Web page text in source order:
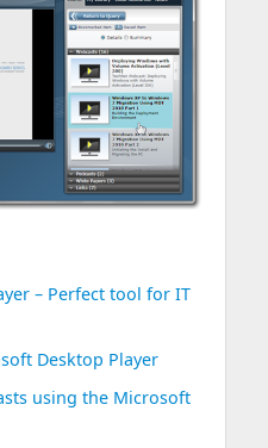
– Perfect tool for IT
Desktop Player
using the Microsoft